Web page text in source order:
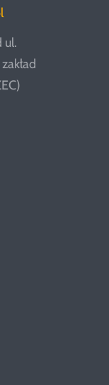
ul.